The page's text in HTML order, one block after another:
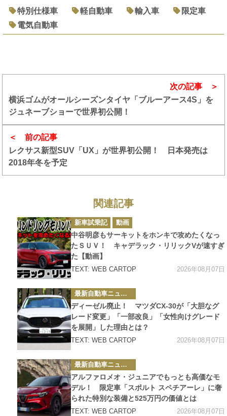
特別仕様車
軽自動車 輸入車
限定車
電気自動車
前の記事
レクサス新型SUV「UX」が世界初公開！ 日本発売は
2018年冬を予定
次の記事
横浜ゴムがオールシーズンタイヤ「ブルーアース4S」を
ジュネーブショーで世界初公開！
関連記事
カ
テ
ゴ
リ
ー
新車試乗記 動画
中谷明彦もサーキットをホンキで攻めたくなっ
たＳＵＶ！ キャデラック・リリックVが速すぎ
た【動画】
TEXT: WEB CARTOP 2026年08月07日
カ
テ
ゴ
リ
ー
最新自動車ニュース
ディーゼル廃止！ マツダCX-30が「大胆なグ
レード変更」「一部改良」「女性向けグレード
を展開」した理由とは？
TEXT: WEB CARTOP 2026年08月07日
カ
テ
ゴ
リ
ー
最新自動車ニュース
アルファロメオ・ジュニアでもっとも高価なモ
デル！ 限定車「スポルト スペチアーレ」に奢
られた特別な装備と525万円の価値とは
TEXT: WEB CARTOP 2026年08月07日